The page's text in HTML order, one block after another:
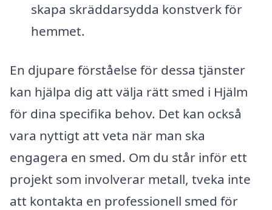
skapa skräddarsydda konstverk för
hemmet.
En djupare förståelse för dessa tjänster
kan hjälpa dig att välja rätt smed i Hjälm
för dina specifika behov. Det kan också
vara nyttigt att veta när man ska
engagera en smed. Om du står inför ett
projekt som involverar metall, tveka inte
att kontakta en professionell smed för